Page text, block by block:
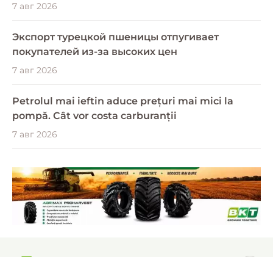
7 авг 2026
Экспорт турецкой пшеницы отпугивает
покупателей из-за высоких цен
7 авг 2026
Petrolul mai ieftin aduce prețuri mai mici la
pompă. Cât vor costa carburanții
7 авг 2026